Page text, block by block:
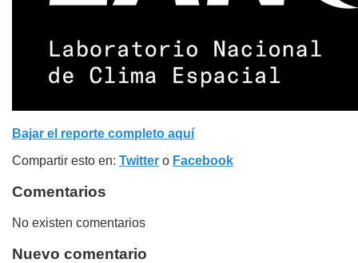
Bajar el reporte completo aquí
Compartir esto en: Twitter o Facebook
Comentarios
No existen comentarios
Nuevo comentario